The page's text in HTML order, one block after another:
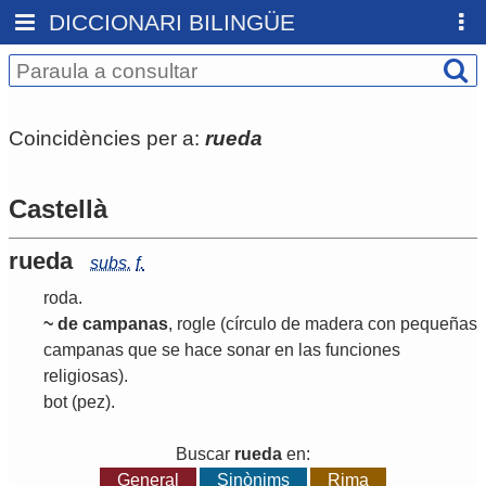
DICCIONARI BILINGÜE
Coincidències per a: rueda
Castellà
rueda subs. f.
roda.
~ de campanas, rogle (círculo de madera con pequeñas
campanas que se hace sonar en las funciones
religiosas).
bot(pez).
Buscar rueda en:
General
Sinònims Rima